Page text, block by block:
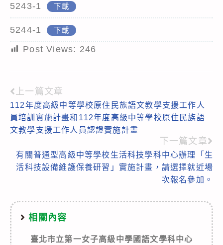
5243-1 下載
5244-1 下載
Post Views: 246
Read
more
articles
上一篇文章
112年度高級中等學校原住民族語文教學支援工作人
員培訓實施計畫和112年度高級中等學校原住民族語
文教學支援工作人員認證實施計畫
下一篇文章
有關普通型高級中等學校生活科技學科中心辦理「生
活科技設備維護保養研習」實施計畫，請選擇就近場
次報名參加。
相關內容
臺北市立第一女子高級中學國語文學科中心